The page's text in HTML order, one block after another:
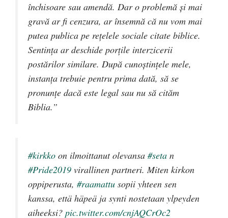
închisoare sau amendă. Dar o problemă și mai
gravă ar fi cenzura, ar însemnă că nu vom mai
putea publica pe rețelele sociale citate biblice.
Sentința ar deschide porțile interzicerii
postărilor similare. După cunoștințele mele,
instanța trebuie pentru prima dată, să se
pronunțe dacă este legal sau nu să cităm
Biblia.”
#kirkko on ilmoittanut olevansa #seta n
#Pride2019 virallinen partneri. Miten kirkon
oppiperusta, #raamattu sopii yhteen sen
kanssa, että häpeä ja synti nostetaan ylpeyden
aiheeksi? pic.twitter.com/cnjAQCrOc2